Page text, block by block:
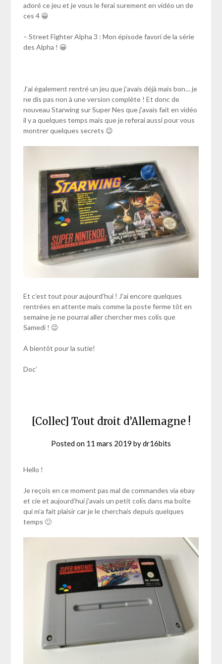
adoré ce jeu et je vous le ferai surement en vidéo un de
ces 4 😀
– Street Fighter Alpha 3 : Mon épisode favori de la série
des Alpha ! 😀
J’ai également rentré un jeu que j’avais déjà mais bon… je
ne dis pas non à une version complète ! Et donc de
nouveau Starwing sur Super Nes que j’avais fait en vidéo
il y a quelques temps mais que je referai aussi pour vous
montrer quelques secrets 😉
Et c’est tout pour aujourd’hui ! J’ai encore quelques
rentrées en attente mais comme la poste ferme tôt en
semaine je ne pourrai aller chercher mes colis que
Samedi ! 😉
A bientôt pour la sutie!
Doc’
[Collec] Tout droit d’Allemagne !
Posted on 11 mars 2019 bydr16bits
Hello !
Je reçois en ce moment pas mal de commandes via ebay
et cie et aujourd’hui j’avais un petit colis dans ma boîte
qui m’a fait plaisir car je le cherchais depuis quelques
temps 🙂